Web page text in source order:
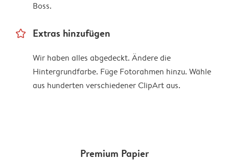
Boss.
star_outline Extras hinzufügen
Wir haben alles abgedeckt. Ändere die
Hintergrundfarbe. Füge Fotorahmen hinzu. Wähle
aus hunderten verschiedener ClipArt aus.
Premium Papier